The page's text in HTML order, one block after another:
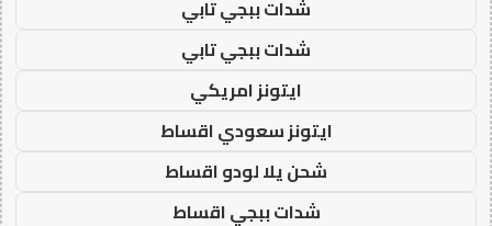
شدات ببجي تابي
شدات ببجي تابي
ايتونز امريكي
ايتونز سعودي اقساط
شحن يلا لودو اقساط
شدات ببجي اقساط